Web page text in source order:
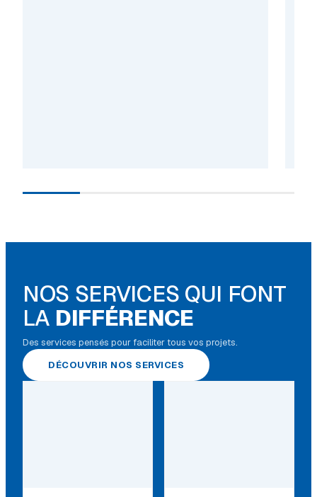
NOS SERVICES QUI FONT
LA DIFFÉRENCE
Des services pensés pour faciliter tous vos projets.
DÉCOUVRIR NOS SERVICES